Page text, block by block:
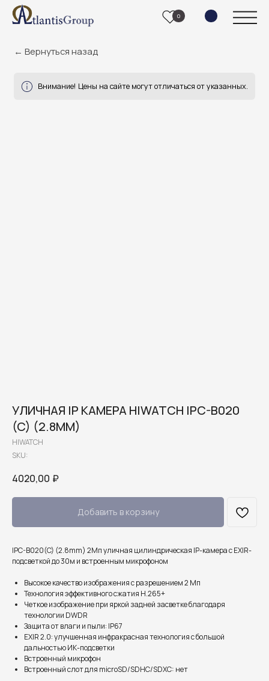
0
УЛИЧНАЯ IP КАМЕРА HIWATCH IPC-B020
(C) (2.8MM)
HIWATCH
SKU:
4020,00 ₽
Добавить в корзину
IPC-B020(C) (2.8mm) 2Мп уличная цилиндрическая IP-камера с EXIR-
подсветкой до 30м и встроенным микрофоном
Высокое качество изображения с разрешением 2 Мп
Технология эффективного сжатия H.265+
Четкое изображение при яркой задней засветке благодаря
технологии DWDR
Защита от влаги и пыли: IP67
EXIR 2.0: улучшенная инфракрасная технология с большой
дальностью ИК-подсветки
Встроенный микрофон
Встроенный слот для microSD/SDHC/SDXC: нет